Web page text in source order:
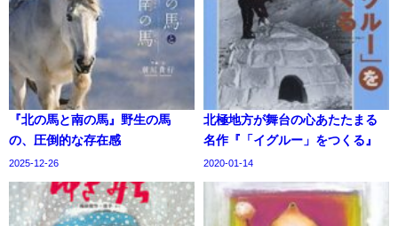
『北の馬と南の馬』野生の馬
の、圧倒的な存在感
2025-12-26
北極地方が舞台の心あたたまる
名作『「イグルー」をつくる』
2020-01-14